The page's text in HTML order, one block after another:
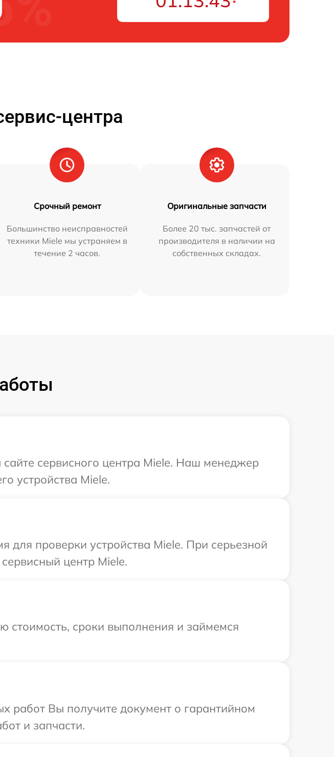
центра
Срочный ремонт
Большинство неисправностей
техники Miele мы устраняем в
течение 2 часов.
Оригинальные запчасти
Более 20 тыс. запчастей от
производителя в наличии на
собственных складах.
сервисного центра Miele. Наш менеджер
устройства Miele.
проверки устройства Miele. При серьезной
центр Miele.
стоимость, сроки выполнения и займемся
работ Вы получите документ о гарантийном
и запчасти.